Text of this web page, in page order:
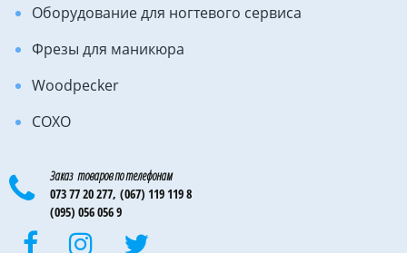
Оборудование для ногтевого сервиса
Фрезы для маникюра
Woodpecker
COXO
Заказ товаров по телефонам
073 77 20 277, (067) 119 119 8
(095) 056 056 9